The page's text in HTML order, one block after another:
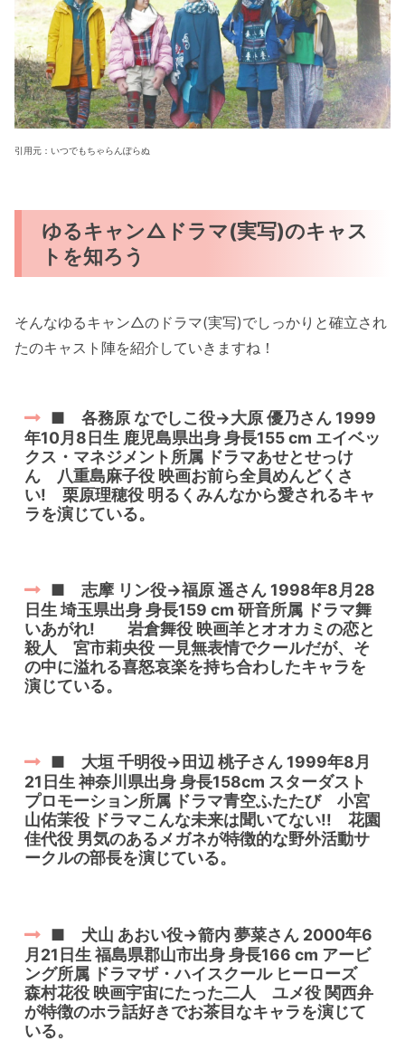
引用元：いつでもちゃらんぽらぬ
ゆるキャン△ドラマ(実写)のキャス
トを知ろう
そんなゆるキャン△のドラマ(実写)でしっかりと確立され
たのキャスト陣を紹介していきますね！
■ 各務原 なでしこ役→大原 優乃さん 1999
年10月8日生 鹿児島県出身 身長155 cm エイベッ
クス・マネジメント所属 ドラマあせとせっけ
ん 八重島麻子役 映画お前ら全員めんどくさ
い! 栗原理穂役 明るくみんなから愛されるキャ
ラを演じている。
■ 志摩 リン役→福原 遥さん 1998年8月28
日生 埼玉県出身 身長159 cm 研音所属 ドラマ舞
いあがれ! 岩倉舞役 映画羊とオオカミの恋と
殺人 宮市莉央役 一見無表情でクールだが、そ
の中に溢れる喜怒哀楽を持ち合わしたキャラを
演じている。
■ 大垣 千明役→田辺 桃子さん 1999年8月
21日生 神奈川県出身 身長158cm スターダスト
プロモーション所属 ドラマ青空ふたたび 小宮
山佑茉役 ドラマこんな未来は聞いてない!! 花園
佳代役 男気のあるメガネが特徴的な野外活動サ
ークルの部長を演じている。
■ 犬山 あおい役→箭内 夢菜さん 2000年6
月21日生 福島県郡山市出身 身長166 cm アービ
ング所属 ドラマザ・ハイスクール ヒーローズ
森村花役 映画宇宙にたった二人 ユメ役 関西弁
が特徴のホラ話好きでお茶目なキャラを演じて
いる。